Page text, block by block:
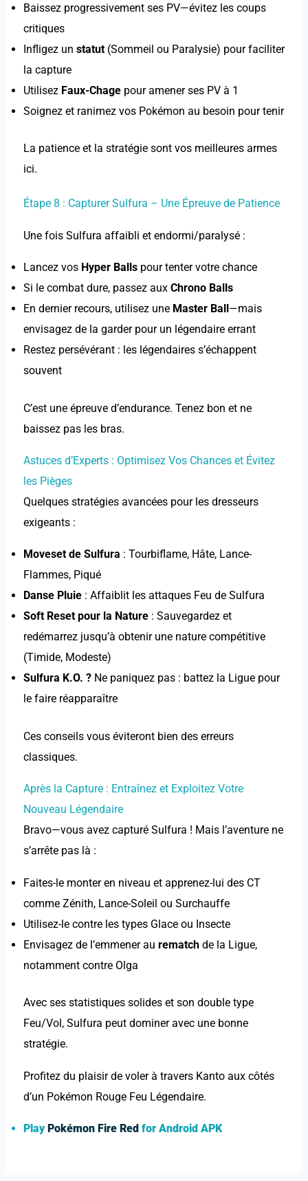
Baissez progressivement ses PV—évitez les coups
critiques
Infligez un statut(Sommeil ou Paralysie) pour faciliter
la capture
Utilisez Faux-Chagepour amener ses PV à 1
Soignez et ranimez vos Pokémon au besoin pour tenir
La patience et la stratégie sont vos meilleures armes
ici.
Étape 8 : Capturer Sulfura – Une Épreuve de Patience
Une fois Sulfura affaibli et endormi/paralysé :
Lancez vos Hyper Ballspour tenter votre chance
Si le combat dure, passez aux Chrono Balls
En dernier recours, utilisez une Master Ball—mais
envisagez de la garder pour un légendaire errant
Restez persévérant : les légendaires s’échappent
souvent
C’est une épreuve d’endurance. Tenez bon et ne
baissez pas les bras.
Astuces d’Experts : Optimisez Vos Chances et Évitez
les Pièges
Quelques stratégies avancées pour les dresseurs
exigeants :
Moveset de Sulfura : Tourbiflame, Hâte, Lance-
Flammes, Piqué
Danse Pluie: Affaiblit les attaques Feu de Sulfura
Soft Reset pour la Nature: Sauvegardez et
redémarrez jusqu’à obtenir une nature compétitive
(Timide, Modeste)
Sulfura K.O. ?Ne paniquez pas : battez la Ligue pour
le faire réapparaître
Ces conseils vous éviteront bien des erreurs
classiques.
Après la Capture : Entraînez et Exploitez Votre
Nouveau Légendaire
Bravo—vous avez capturé Sulfura ! Mais l’aventure ne
s’arrête pas là :
Faites-le monter en niveau et apprenez-lui des CT
comme Zénith, Lance-Soleil ou Surchauffe
Utilisez-le contre les types Glace ou Insecte
Envisagez de l’emmener au rematchde la Ligue,
notamment contre Olga
Avec ses statistiques solides et son double type
Feu/Vol, Sulfura peut dominer avec une bonne
stratégie.
Profitez du plaisir de voler à travers Kanto aux côtés
d’un Pokémon Rouge Feu Légendaire.
Play Pokémon Fire Red for Android APK